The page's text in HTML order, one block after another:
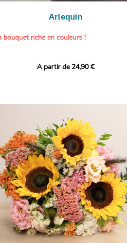
Arlequin
bouquet riche en couleurs !
pour un effet vitaminé garanti. Un
Amazone' et 'Wild Calypso', connues
leur tenue en vase, leurs teintes
et le parfait épanouissement de
boutons.
explosion de couleurs dans un bouquet
fraîches !
contient :
mélange harmonieux de roses roses,
jaunes et orange
feuillages pour structurer
A partir de 24,90 €